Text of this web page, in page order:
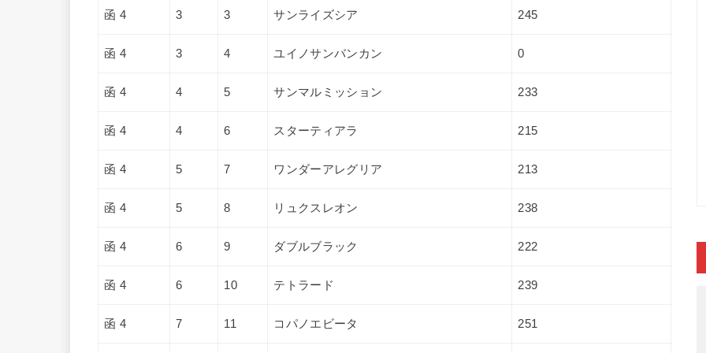
函 4 3 3 サンライズシア 245
函 4 3 4 ユイノサンバンカン 0
函 4 4 5 サンマルミッション 233
函 4 4 6 スターティアラ 215
函 4 5 7 ワンダーアレグリア 213
函 4 5 8 リュクスレオン 238
函 4 6 9 ダブルブラック 222
函 4 6 10 テトラード 239
函 4 7 11 コパノエビータ 251